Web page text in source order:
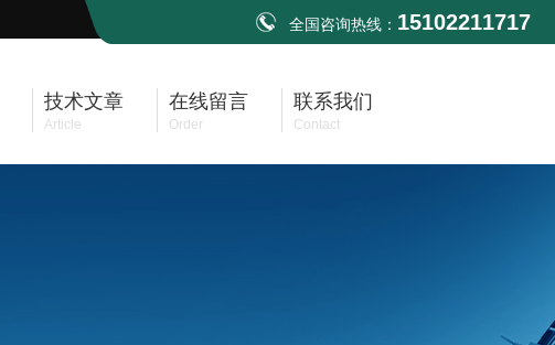
全国咨询热线： 15102211717
技术文章
Article
在线留言
Order
联系我们
Contact